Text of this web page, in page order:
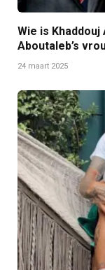
Wie is
Aboutaleb’s
24 maart 2025